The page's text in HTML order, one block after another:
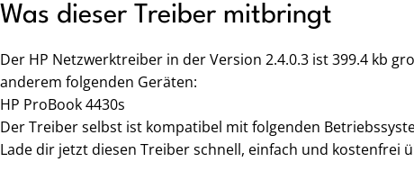
Was dieser Treiber mitbringt
Der HP Netzwerktreiber in der Version 2.4.0.3 ist 399.4 kb
anderem folgenden Geräten:
HP ProBook 4430s
Der Treiber selbst ist kompatibel mit folgenden
Lade dir jetzt diesen Treiber schnell, einfach und kostenfrei